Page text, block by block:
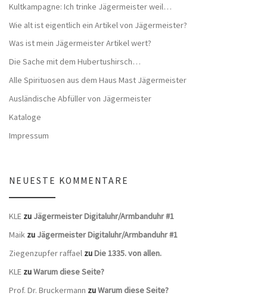
Kultkampagne: Ich trinke Jägermeister weil…
Wie alt ist eigentlich ein Artikel von Jägermeister?
Was ist mein Jägermeister Artikel wert?
Die Sache mit dem Hubertushirsch…
Alle Spirituosen aus dem Haus Mast Jägermeister
Ausländische Abfüller von Jägermeister
Kataloge
Impressum
NEUESTE KOMMENTARE
KLE zu Jägermeister Digitaluhr/Armbanduhr #1
Maik zu Jägermeister Digitaluhr/Armbanduhr #1
Ziegenzupfer raffael zuDie 1335. von allen.
KLE zuWarum diese Seite?
Prof. Dr. Bruckermann zuWarum diese Seite?